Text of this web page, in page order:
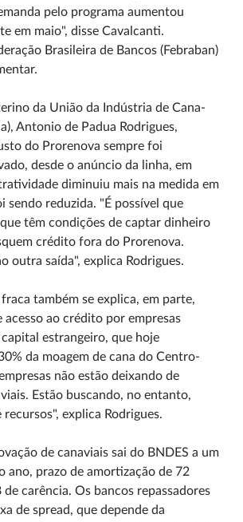
pelo programa aumentou
em maio", disse Cavalcanti.
Brasileira de Bancos (Febraban)
da União da Indústria de Cana-
Antonio de Padua Rodrigues,
do Prorenova sempre foi
desde o anúncio da linha, em
diminuiu mais na medida em
sendo reduzida. "É possível que
têm condições de captar dinheiro
crédito fora do Prorenova.
outra saída", explica Rodrigues.
também se explica, em parte,
acesso ao crédito por empresas
estrangeiro, que hoje
da moagem de cana do Centro-
não estão deixando de
Estão buscando, no entanto,
explica Rodrigues.
de canaviais sai do BNDES a um
ano, prazo de amortização de 72
de carência. Os bancos repassadores
de spread, que depende da